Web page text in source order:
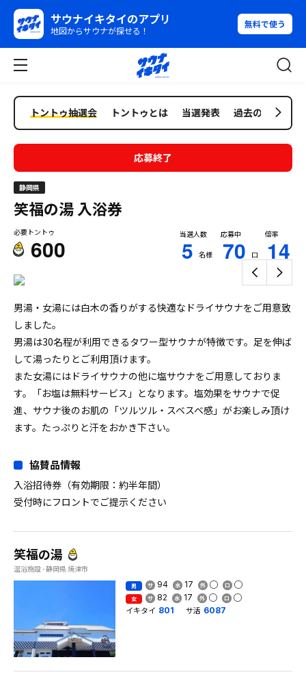
サウナイキタイのアプリ
地図からサウナが探せる！
無料で使う
トントゥ抽選会 トントゥとは 当選発表 過去の抽選会
応募終了
静岡県
笑福の湯 入浴券
必要トントゥ
600
当選人数
5 名様
応募中
70 口
倍率
14
男湯・女湯には白木の香りがする快適なドライサウナをご用意致
しました。
男湯は30名程が利用できるタワー型サウナが特徴です。足を伸ば
して湯ったりとご利用頂けます。
また女湯にはドライサウナの他に塩サウナをご用意しておりま
す。「お塩は無料サービス」となります。塩効果をサウナで促
進、サウナ後のお肌の「ツルツル・スベスベ感」がお楽しみ頂け
ます。たっぷりと汗をおかき下さい。
協賛品情報
入浴招待券（有効期限：約半年間）
受付時にフロントでご提示ください
笑福の湯
温浴施設 - 静岡県 焼津市
男 94 17
女 82 17
イキタイ 801 サ活 6087